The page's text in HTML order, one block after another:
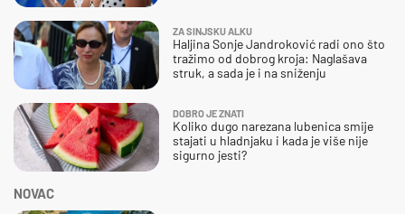
NOVAC
ZA SINJSKU ALKU
Haljina Sonje Jandroković radi ono što
tražimo od dobrog kroja: Naglašava
struk, a sada je i na sniženju
DOBRO JE ZNATI
Koliko dugo narezana lubenica smije
stajati u hladnjaku i kada je više nije
sigurno jesti?